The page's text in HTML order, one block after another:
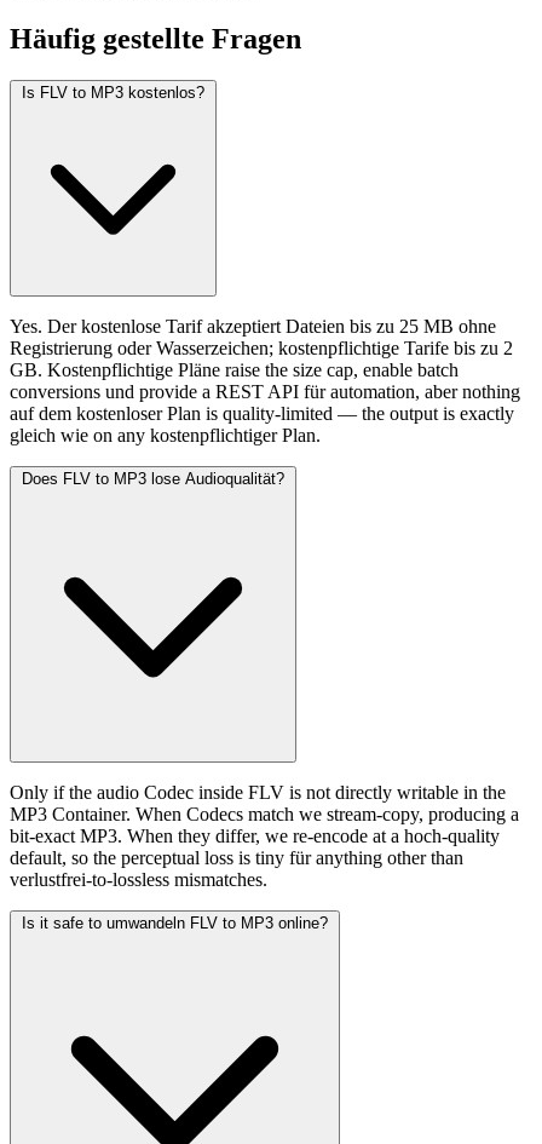
Häufig gestellte Fragen
Is FLV to MP3 kostenlos?
Yes. Der kostenlose Tarif akzeptiert Dateien bis zu 25 MB ohne
Registrierung oder Wasserzeichen; kostenpflichtige Tarife bis zu 2
GB. Kostenpflichtige Pläne raise the size cap, enable batch
conversions und provide a REST API für automation, aber nothing
auf dem kostenloser Plan is quality-limited — the output is exactly
gleich wie on any kostenpflichtiger Plan.
Does FLV to MP3 lose Audioqualität?
Only if the audio Codec inside FLV is not directly writable in the
MP3 Container. When Codecs match we stream-copy, producing a
bit-exact MP3. When they differ, we re-encode at a hoch-quality
default, so the perceptual loss is tiny für anything other than
verlustfrei-to-lossless mismatches.
Is it safe to umwandeln FLV to MP3 online?